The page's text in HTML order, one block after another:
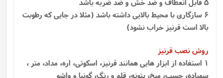
6 سازگاری با محیط بالایی داشته باشد (مثلا در جایی که رطوبت
بالا است قرنیز خراب نشود)
روش نصب قرنیز
1 استفاده از ابزار هایی همانند قرنیز، اسکوتی، اره، مداد، متر ،
سمباده، چسب، میخ، بتونه، قلم و رنگ، گونیا و واشو